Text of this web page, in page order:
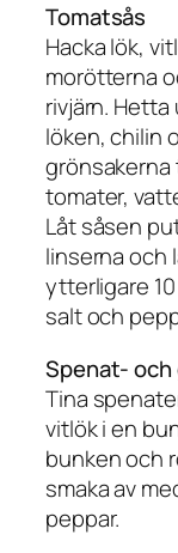
Tomatsås
Hacka lök,
morötterna
rivjärn.
löken, chilin
grönsakerna
tomater,
Låt såsen
linserna och
ytterligare
salt och
Spenat-
Tina
vitlök i en
bunken och
smaka av
peppar.